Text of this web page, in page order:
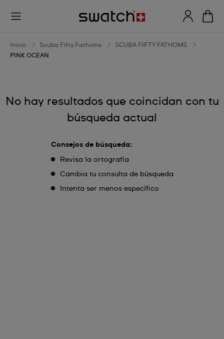
PINK
Inicio Scuba Fifty Fathoms
SCUBA FIFTY FATHOMS
PINK OCEAN
No hay resultados que coincidan con tu
búsqueda actual
Consejos de búsqueda:
Revisa la ortografía
Cambia tu consulta de búsqueda
Intenta ser menos específico